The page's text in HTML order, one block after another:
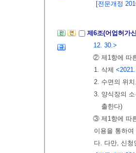
[전문개정
제6조(어업허가
12. 30.>
② 제1항에 따
1. 삭제
2. 수면의 위
3. 양식장의
출한다)
③ 제1항에 따
이용을 통하
다. 다만, 신청